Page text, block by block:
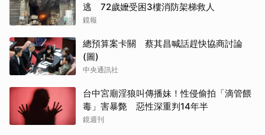
逃 72歲嬤受困3樓消防架梯救人
鏡報
總預算案卡關 蔡其昌喊話趕快協商討論
(圖)
中央通訊社
台中宮廟淫狼叫傳播妹！性侵偷拍「滴管餵
毒」害暴斃 惡性深重判14年半
鏡週刊